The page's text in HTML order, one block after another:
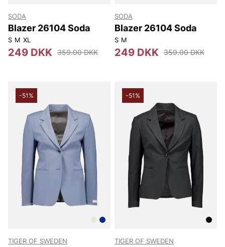
SODA
Blazer 26104 Soda
S M XL
249 DKK 359.00 DKK
SODA
Blazer 26104 Soda
S M
249 DKK 359.00 DKK
-51%
TIGER OF SWEDEN
-51%
TIGER OF SWEDEN